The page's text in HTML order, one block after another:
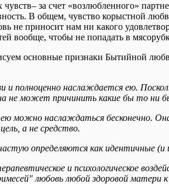
за счет «возлюбленного»
В общем, чувство корыстной
не приносит нам ни какого
вообще, чтобы не попадать в
основные признаки Бытийной
и полноценно наслаждается ею.
не может причинить какие бы то ни
можно наслаждаться бесконечно.
а не средство.
определяются как идентичные
и психологическое
любовь любой здоровой матери